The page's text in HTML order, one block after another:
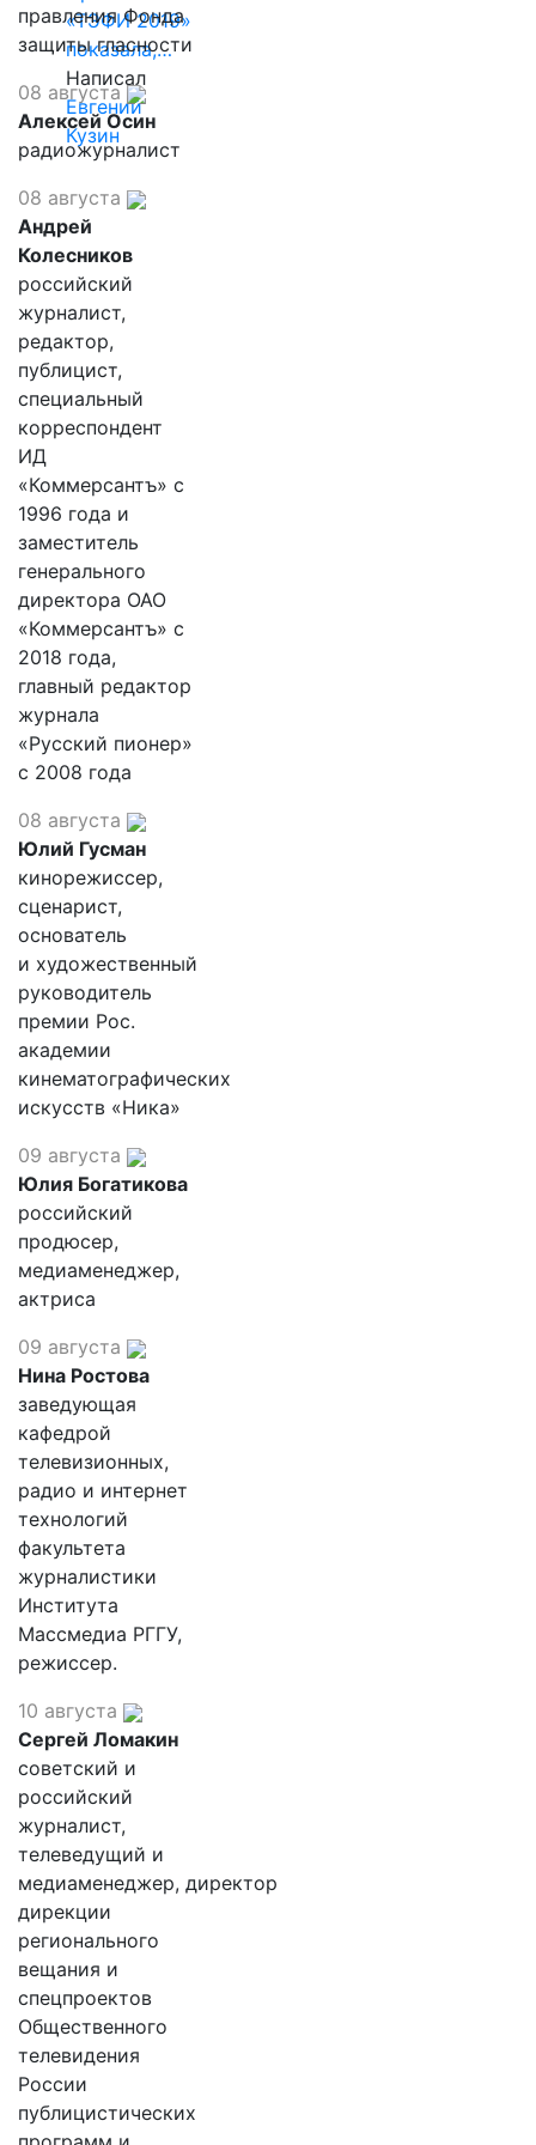
«ТЭФИ 2019»
показала,…
Написал
Евгений
Кузин
правления Фонда
защиты гласности
08 августа
Алексей Осин
радиожурналист
08 августа
Андрей
Колесников
российский
журналист,
редактор,
публицист,
специальный
корреспондент
ИД
«Коммерсантъ» с
1996 года и
заместитель
генерального
директора ОАО
«Коммерсантъ» с
2018 года,
главный редактор
журнала
«Русский пионер»
с 2008 года
08 августа
Юлий Гусман
кинорежиссер,
сценарист,
основатель
и художественный
руководитель
премии Рос.
академии
кинематографических
искусств «Ника»
09 августа
Юлия Богатикова
российский
продюсер,
медиаменеджер,
актриса
09 августа
Нина Ростова
заведующая
кафедрой
телевизионных,
радио и интернет
технологий
факультета
журналистики
Института
Массмедиа РГГУ,
режиссер.
10 августа
Сергей Ломакин
советский и
российский
журналист,
телеведущий и
медиаменеджер, директор
дирекции
регионального
вещания и
спецпроектов
Общественного
телевидения
России
публицистических